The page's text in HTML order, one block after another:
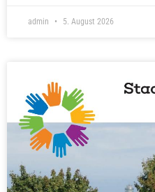
admin 5. August 2026